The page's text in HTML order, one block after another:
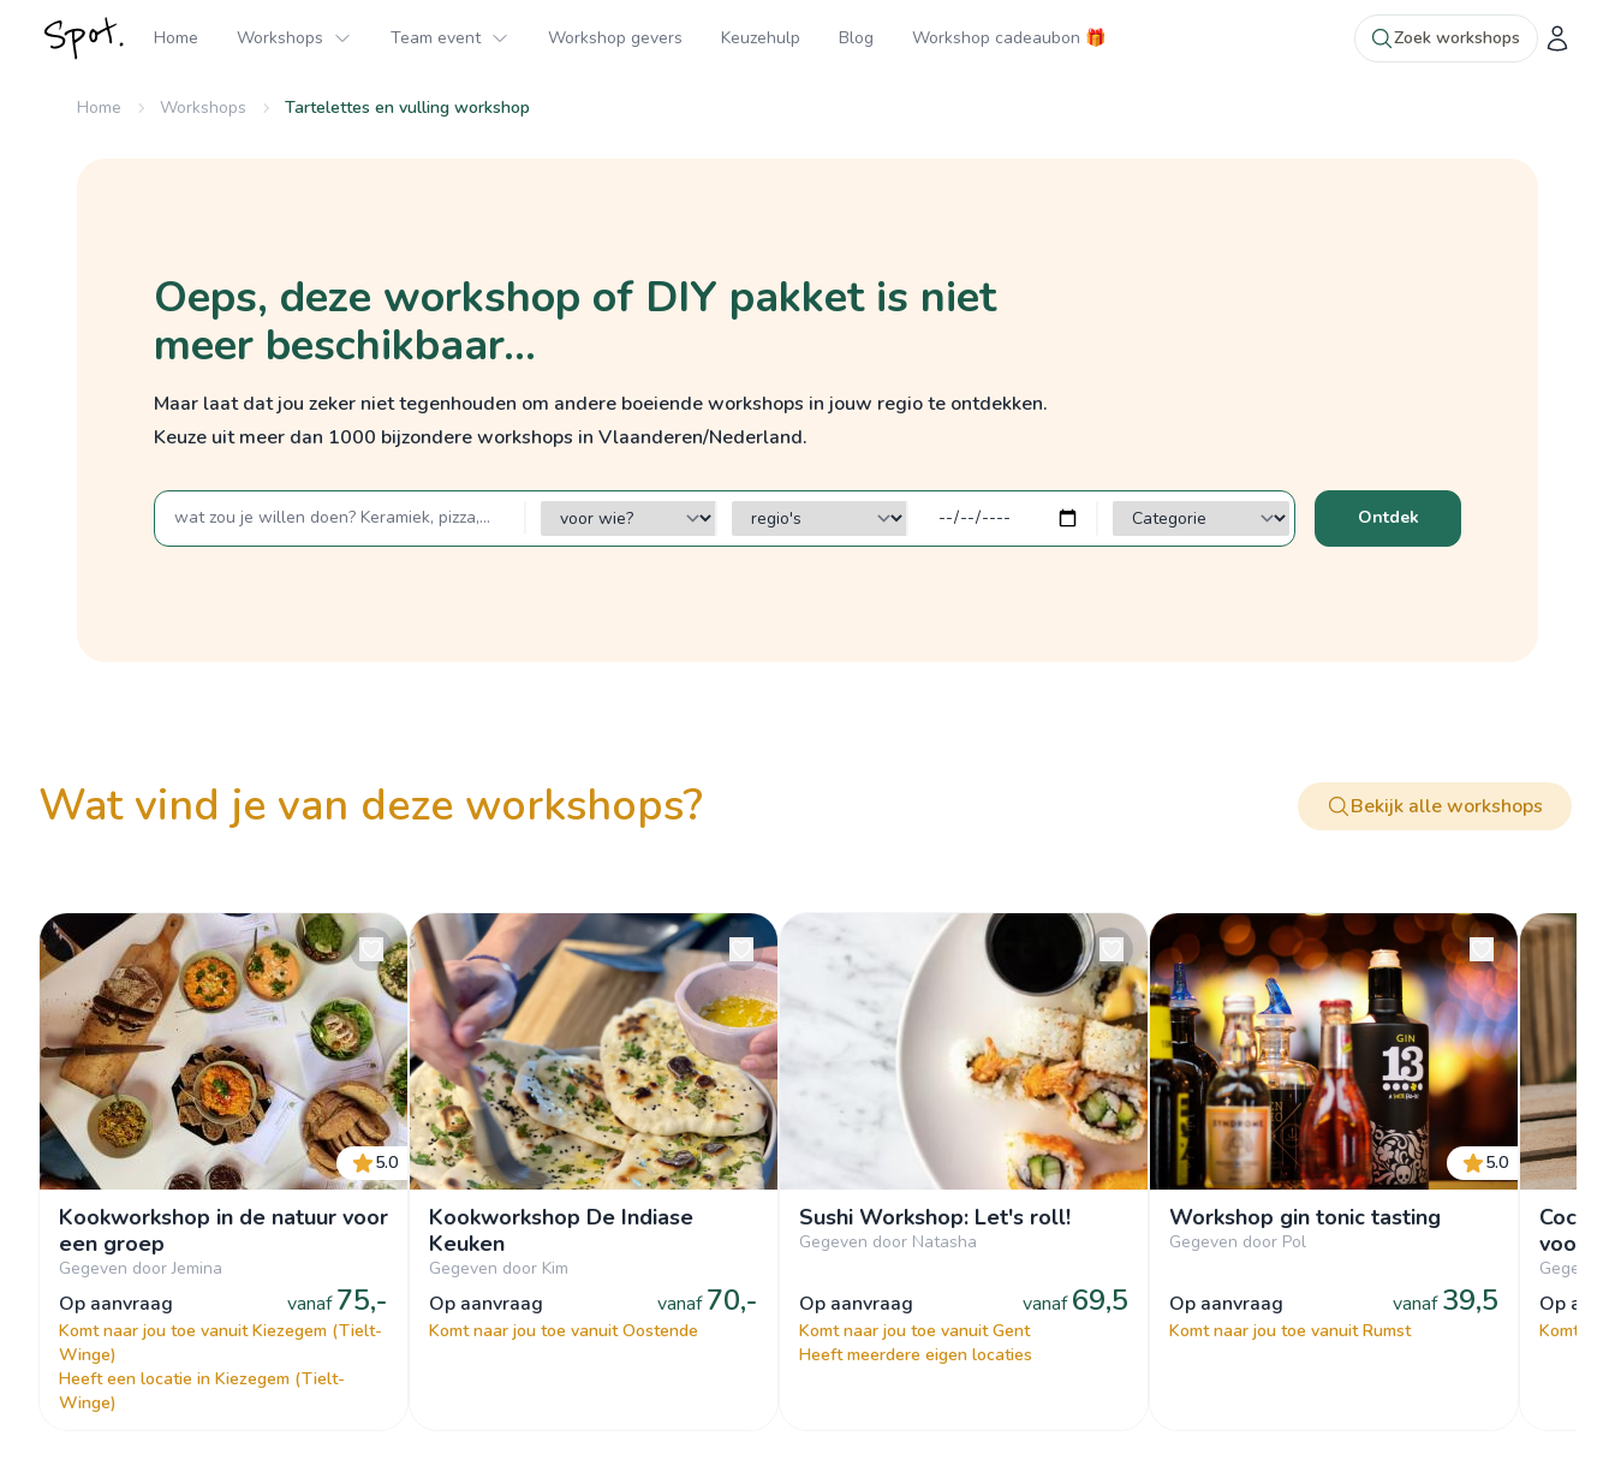
Home Workshops Team event Workshop gevers Keuzehulp Blog Workshop cadeaubon 🎁 Zoek workshops
Home Workshops Tartelettes en vulling workshop
Oeps, deze workshop of DIY pakket is niet
meer beschikbaar...
Maar laat dat jou zeker niet tegenhouden om andere boeiende workshops in jouw regio te ontdekken.
Keuze uit meer dan 1000 bijzondere workshops in Vlaanderen/Nederland.
zoek op een term voor wie? regio's Categorie? Ontdek
wat vind je van deze workshops? Bekijk alle workshops
5.0
Kookworkshop in de natuur voor
een groep
Gegeven door Jemina
op aanvraag vanaf 75,-
Komt naar jou toe vanuit Kiezegem (Tielt-
Winge)
Heeft een locatie in Kiezegem (Tielt-
Winge)
Kookworkshop De Indiase
Keuken
Gegeven door Kim
op aanvraag vanaf 70,-
Komt naar jou toe vanuit Oostende
Sushi Workshop: Let's roll!
Gegeven door Natasha
op aanvraag vanaf 69,5
Komt naar jou toe vanuit Gent
Heeft meerdere eigen locaties
5.0
Workshop gin tonic tasting
Gegeven door Pol
op aanvraag vanaf 39,5
Komt naar jou toe vanuit Rumst
voor
Gegeven
op
Komt